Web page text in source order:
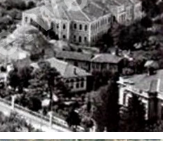
(OĞLANLI)HAMAMI (1)